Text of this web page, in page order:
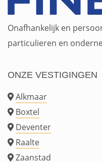
Onafhankelijk en
particulieren en
ONZE VESTIGINGEN
Alkmaar
Boxtel
Deventer
Raalte
Zaanstad